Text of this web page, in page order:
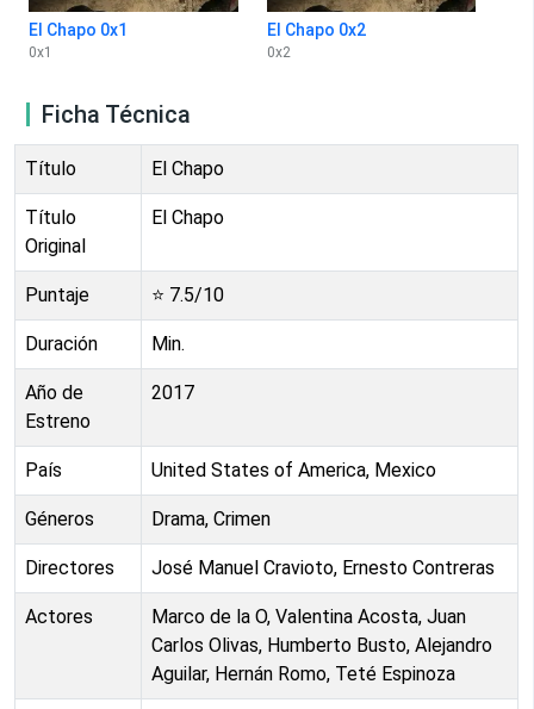
El Chapo 0x1
0x1
El Chapo 0x2
0x2
Ficha Técnica
Título El Chapo
Título
Original
El Chapo
Puntaje ⭐ 7.5/10
Duración Min.
Año de
Estreno
2017
País United States of America, Mexico
Géneros Drama, Crimen
Directores José Manuel Cravioto, Ernesto Contreras
Actores
Marco de la O, Valentina Acosta, Juan
Carlos Olivas, Humberto Busto, Alejandro
Aguilar, Hernán Romo, Teté Espinoza